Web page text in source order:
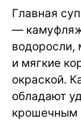
Главная
—
водоросли,
и мягкие
окраской.
обладают
крошечным